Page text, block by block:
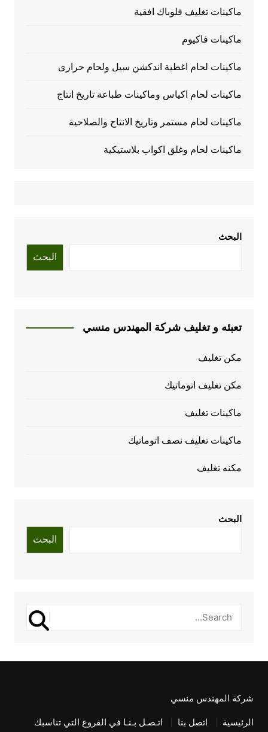
ماكينات تغليف فلوباك افقية
ماكينات فاكيوم
ماكينات لحام اغطية اندكشن سيل ولحام حرارى
ماكينات لحام اكياس وماكينات طباعة تاريخ انتاج
ماكينات لحام مستمر وتاريخ الانتاج والصلاحية
ماكينات لحام وغلق اكواب بلاستيكية
البحث
البحث
تعبئه و تغليف شركة المهندس منسي
مكن تغليف
مكن تغليف اتوماتيك
ماكينات تغليف
ماكينات تغليف نصف اتوماتيك
مكنه تغليف
البحث
البحث
شركة المهندس منسي
الرئيسية اتصل بنا اتـصـل بـنـا في الفروع التي تناسبك